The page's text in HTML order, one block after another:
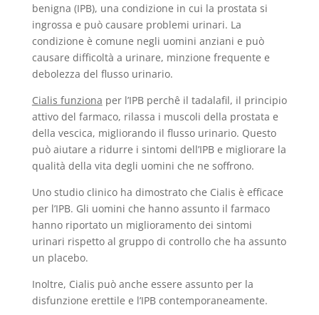
benigna (IPB), una condizione in cui la prostata si
ingrossa e può causare problemi urinari. La
condizione è comune negli uomini anziani e può
causare difficoltà a urinare, minzione frequente e
debolezza del flusso urinario.
Cialis funziona per l’IPB perchê il tadalafil, il principio
attivo del farmaco, rilassa i muscoli della prostata e
della vescica, migliorando il flusso urinario. Questo
può aiutare a ridurre i sintomi dell’IPB e migliorare la
qualità della vita degli uomini che ne soffrono.
Uno studio clinico ha dimostrato che Cialis è efficace
per l’IPB. Gli uomini che hanno assunto il farmaco
hanno riportato un miglioramento dei sintomi
urinari rispetto al gruppo di controllo che ha assunto
un placebo.
Inoltre, Cialis può anche essere assunto per la
disfunzione erettile e l’IPB contemporaneamente.